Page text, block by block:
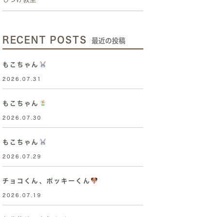
RECENT POSTS 最近の投稿
もこちゃん
2026.07.31
もこちゃん
2026.07.30
もこちゃん
2026.07.29
チョコくん、ポッキーくん
2026.07.19